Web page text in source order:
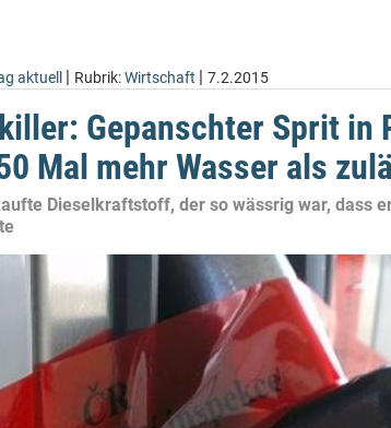
aktuell | Rubrik:Wirtschaft | 7.2.2015
Gepanschter Sprit in
Mal mehr Wasser als
Dieselkraftstoff, der so wässrig war, dass